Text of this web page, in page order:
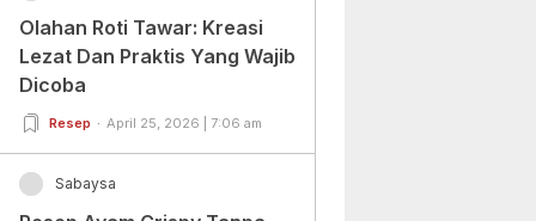
Olahan Roti Tawar: Kreasi
Lezat Dan Praktis Yang Wajib
Dicoba
Resep April 25, 2026 | 7:06 am
Sabaysa